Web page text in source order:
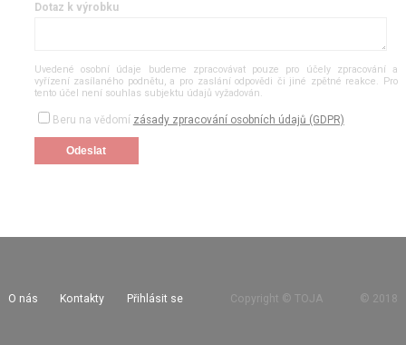
Dotaz k výrobku
Uvedené osobní údaje budeme zpracovávat pouze pro účely zpracování a
vyřízení zasílaného podnětu, a pro zaslání odpovědi či jiné zpětné reakce. Pro
tento účel není souhlas subjektu údajů vyžadován.
Beru na vědomí zásady zpracování osobních údajů (GDPR)
O nás Kontakty Přihlásit se Copyright © TOJA © 2018